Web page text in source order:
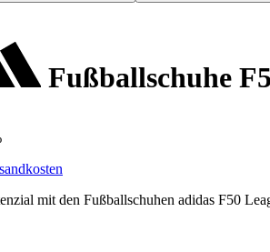
Fußballschuhe
mit den Fußballschuhen adidas F50